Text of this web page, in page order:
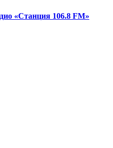
«Станция 106.8 FM»